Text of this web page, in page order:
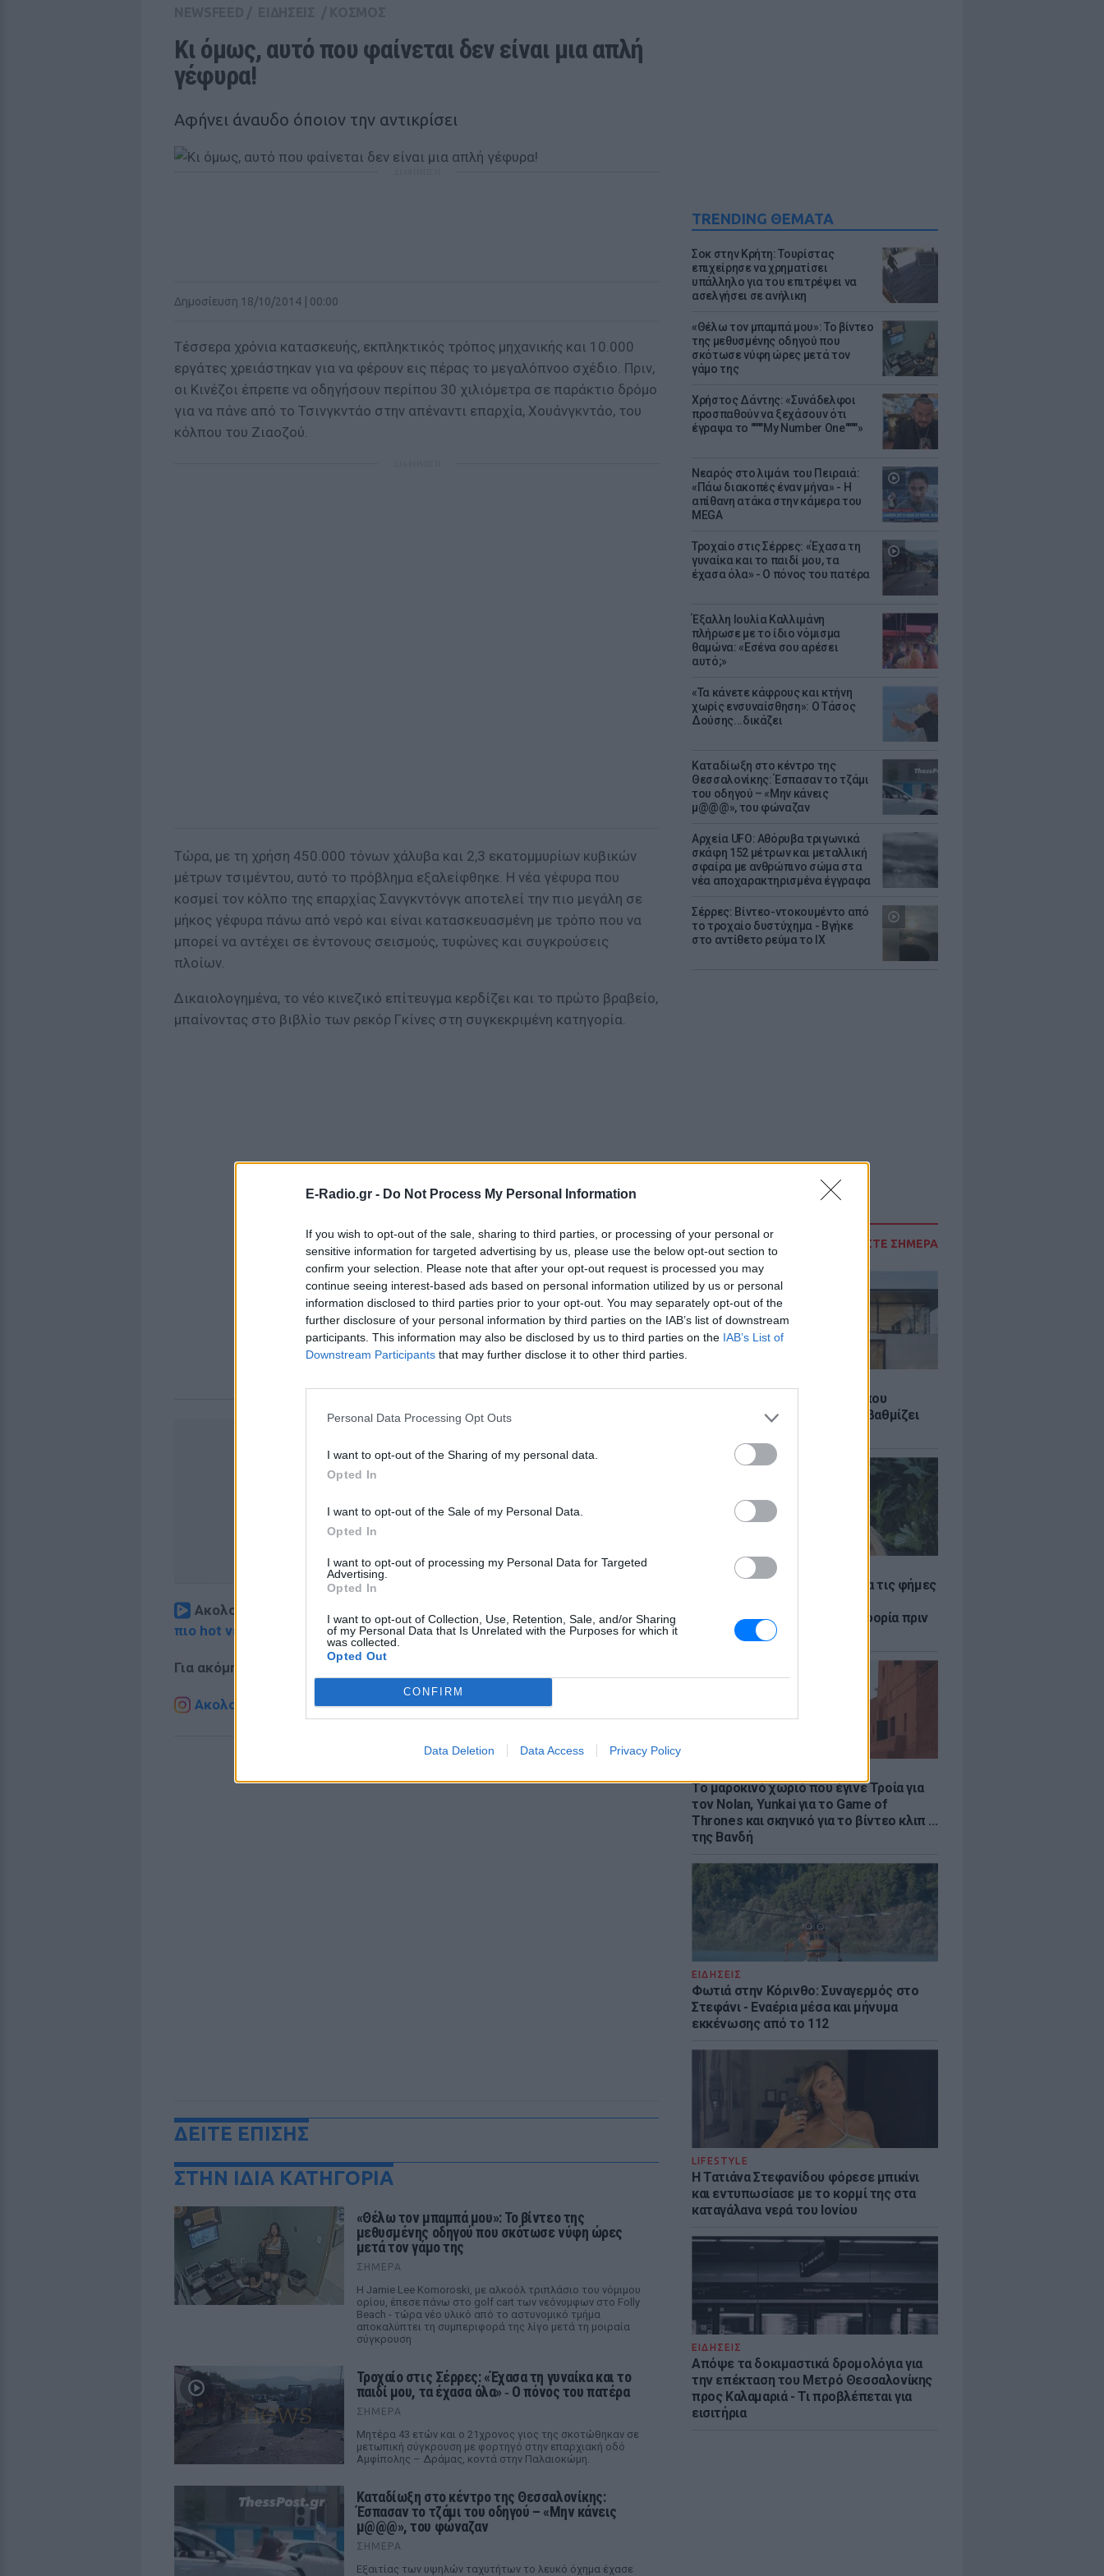
E-Radio.gr - Do Not Process My Personal Information
If you wish to opt-out of the sale, sharing to third parties, or processing of your personal or
sensitive information for targeted advertising by us, please use the below opt-out section to
confirm your selection. Please note that after your opt-out request is processed you may
continue seeing interest-based ads based on personal information utilized by us or personal
information disclosed to third parties prior to your opt-out. You may separately opt-out of the
further disclosure of your personal information by third parties on the IAB’s list of downstream
participants. This information may also be disclosed by us to third parties on the IAB’s List of
Downstream Participants that may further disclose it to other third parties.
Personal Data Processing Opt Outs
I want to opt-out of the Sharing of my personal data.
Opted In
I want to opt-out of the Sale of my Personal Data.
Opted In
I want to opt-out of processing my Personal Data for Targeted
Advertising.
Opted In
I want to opt-out of Collection, Use, Retention, Sale, and/or Sharing
of my Personal Data that Is Unrelated with the Purposes for which it
was collected.
Opted Out
CONFIRM
Data Deletion Data Access Privacy Policy
TRENDING ΘΕΜΑΤΑ
Σοκ στην Κρήτη: Τουρίστας
επιχείρησε να χρηματίσει
υπάλληλο για του επιτρέψει να
ασελγήσει σε ανήλικη
«Θέλω τον μπαμπά μου»: Το βίντεο
της μεθυσμένης οδηγού που
σκότωσε νύφη ώρες μετά τον
γάμο της
Χρήστος Δάντης: «Συνάδελφοι
προσπαθούν να ξεχάσουν ότι
έγραψα το """"My Number One""""»
Νεαρός στο λιμάνι του Πειραιά:
«Πάω διακοπές έναν μήνα» - Η
απίθανη ατάκα στην κάμερα του
MEGA
Τροχαίο στις Σέρρες: «Έχασα τη
γυναίκα και το παιδί μου, τα
έχασα όλα» - Ο πόνος του πατέρα
Έξαλλη Ιουλία Καλλιμάνη
πλήρωσε με το ίδιο νόμισμα
θαμώνα: «Εσένα σου αρέσει
αυτό;»
«Τα κάνετε κάφρους και κτήνη
χωρίς ενσυναίσθηση»: Ο Τάσος
Δούσης...δικάζει
Καταδίωξη στο κέντρο της
Θεσσαλονίκης: Έσπασαν το τζάμι
του οδηγού – «Μην κάνεις
μ@@@», του φώναζαν
Αρχεία UFO: Αθόρυβα τριγωνικά
σκάφη 152 μέτρων και μεταλλική
σφαίρα με ανθρώπινο σώμα στα
νέα αποχαρακτηρισμένα έγγραφα
Σέρρες: Βίντεο-ντοκουμέντο από
το τροχαίο δυστύχημα - Βγήκε
στο αντίθετο ρεύμα το ΙΧ
ΔΙΑΒΑΣΤΕ ΣΗΜΕΡΑ
Θερμοπλαστική: Καινοτομία που
εξοικονομεί ενέργεια και αναβαθμίζει
LIFESTYLE
Η Ελένη Βουλγαράκη ξεσπά για τις φήμες
«Διασταυρώστε καμία πληροφορία πριν
εκτοξεύσετε τη βλακεία σας»
Το μαροκινό χωριό που έγινε Τροία για
τον Nolan, Yunkai για το Game of
Thrones και σκηνικό για το βίντεο κλιπ ...
της Βανδή
ΕΙΔΗΣΕΙΣ
Φωτιά στην Κόρινθο: Συναγερμός στο
Στεφάνι - Εναέρια μέσα και μήνυμα
εκκένωσης από το 112
LIFESTYLE
Η Τατιάνα Στεφανίδου φόρεσε μπικίνι
και εντυπωσίασε με το κορμί της στα
καταγάλανα νερά του Ιονίου
ΕΙΔΗΣΕΙΣ
Απόψε τα δοκιμαστικά δρομολόγια για
την επέκταση του Μετρό Θεσσαλονίκης
προς Καλαμαριά - Τι προβλέπεται για
εισιτήρια
Κι όμως, αυτό που φαίνεται δεν είναι μια απλή
γέφυρα!
Αφήνει άναυδο όποιον την αντικρίσει
Δημοσίευση 18/10/2014 | 00:00
Τέσσερα χρόνια κατασκευής, εκπληκτικός τρόπος μηχανικής και 10.000
εργάτες χρειάστηκαν για να φέρουν εις πέρας το μεγαλόπνοο σχέδιο. Πριν,
οι Κινέζοι έπρεπε να οδηγήσουν περίπου 30 χιλιόμετρα σε παράκτιο δρόμο
για να πάνε από το Τσινγκντάο στην απέναντι επαρχία, Χουάνγκντάο, του
κόλπου του Ζιαοζού.
Τώρα, με τη χρήση 450.000 τόνων χάλυβα και 2,3 εκατομμυρίων κυβικών
μέτρων τσιμέντου, αυτό το πρόβλημα εξαλείφθηκε. Η νέα γέφυρα που
κοσμεί τον κόλπο της επαρχίας Σανγκντόνγκ αποτελεί την πιο μεγάλη σε
μήκος γέφυρα πάνω από νερό και είναι κατασκευασμένη με τρόπο που να
μπορεί να αντέχει σε έντονους σεισμούς, τυφώνες και συγκρούσεις
πλοίων.
Δικαιολογημένα, το νέο κινεζικό επίτευγμα κερδίζει και το πρώτο βραβείο,
μπαίνοντας στο βιβλίο των ρεκόρ Γκίνες στη συγκεκριμένη κατηγορία.
Ακολουθήστε το E-Radio.gr στο
πιο hot νέα
Για ακόμη περισσότερα νέα
Ακολουθήστε το E-Radio.gr και στο Instagram
ΔΕΙΤΕ ΕΠΙΣΗΣ
ΣΤΗΝ ΙΔΙΑ ΚΑΤΗΓΟΡΙΑ
«Θέλω τον μπαμπά μου»: Το βίντεο της
μεθυσμένης οδηγού που σκότωσε νύφη ώρες
μετά τον γάμο της
ΣΉΜΕΡΑ
Η Jamie Lee Komoroski, με αλκοόλ τριπλάσιο του νόμιμου
ορίου, έπεσε πάνω στο golf cart των νεόνυμφων στο Folly
Beach - τώρα νέο υλικό από το αστυνομικό τμήμα
αποκαλύπτει τη συμπεριφορά της λίγο μετά τη μοιραία
σύγκρουση
Τροχαίο στις Σέρρες: «Έχασα τη γυναίκα και το
παιδί μου, τα έχασα όλα» ‑ Ο πόνος του πατέρα
ΣΉΜΕΡΑ
Μητέρα 43 ετών και ο 21χρονος γιος της σκοτώθηκαν σε
μετωπική σύγκρουση με φορτηγό στην επαρχιακή οδό
Αμφίπολης – Δράμας, κοντά στην Παλαιοκώμη.
Καταδίωξη στο κέντρο της Θεσσαλονίκης:
Έσπασαν το τζάμι του οδηγού – «Μην κάνεις
μ@@@», του φώναζαν
ΣΉΜΕΡΑ
Εξαιτίας των υψηλών ταχυτήτων το λευκό όχημα έχασε